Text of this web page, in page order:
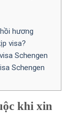
hương
visa?
Schengen
Schengen
khi xin